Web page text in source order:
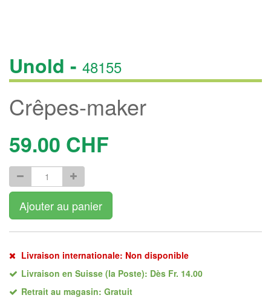
Unold - 48155
Crêpes-maker
59.00 CHF
Ajouter au panier
Livraison internationale: Non disponible
Livraison en Suisse (la Poste): Dès Fr. 14.00
Retrait au magasin: Gratuit